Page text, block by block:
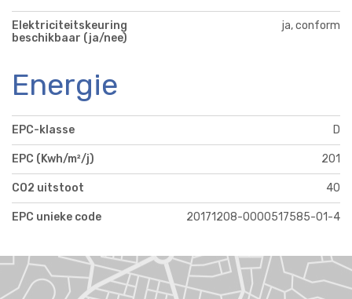
Elektriciteitskeuring
beschikbaar (ja/nee)
ja, conform
Energie
EPC-klasse D
EPC (Kwh/m²/j) 201
CO2 uitstoot 40
EPC unieke code 20171208-0000517585-01-4